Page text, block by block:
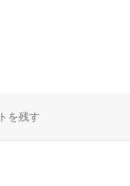
つ決める？
学ぶ内容は？専攻はいつ
を残す